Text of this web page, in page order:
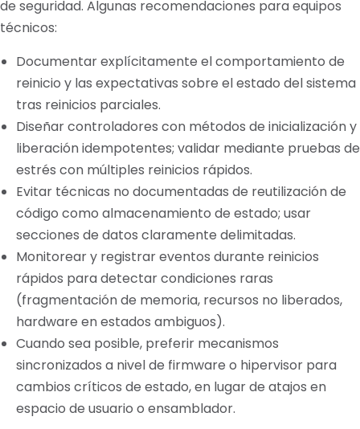
de seguridad. Algunas recomendaciones para equipos
técnicos:
Documentar explícitamente el comportamiento de
reinicio y las expectativas sobre el estado del sistema
tras reinicios parciales.
Diseñar controladores con métodos de inicialización y
liberación idempotentes; validar mediante pruebas de
estrés con múltiples reinicios rápidos.
Evitar técnicas no documentadas de reutilización de
código como almacenamiento de estado; usar
secciones de datos claramente delimitadas.
Monitorear y registrar eventos durante reinicios
rápidos para detectar condiciones raras
(fragmentación de memoria, recursos no liberados,
hardware en estados ambiguos).
Cuando sea posible, preferir mecanismos
sincronizados a nivel de firmware o hipervisor para
cambios críticos de estado, en lugar de atajos en
espacio de usuario o ensamblador.